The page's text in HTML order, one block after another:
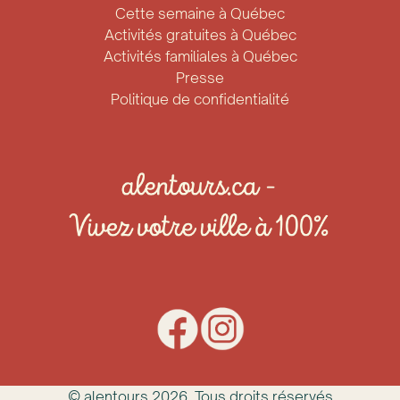
Cette semaine à Québec
Activités gratuites à Québec
Activités familiales à Québec
Presse
Politique de confidentialité
© alentours 2026. Tous droits réservés